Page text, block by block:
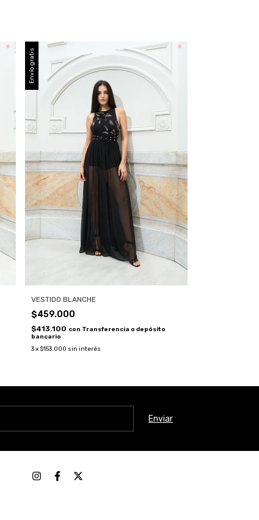
Envío gratis
VESTIDO BLANCHE
$459.000
$413.100 con Transferencia o depósito
bancario
3x $153.000 sin interés